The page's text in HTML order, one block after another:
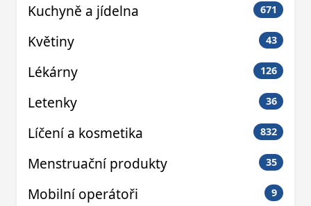
Kuchyně a jídelna 671
Květiny 43
Lékárny 126
Letenky 36
Líčení a kosmetika 832
Menstruační produkty 35
Mobilní operátoři 9